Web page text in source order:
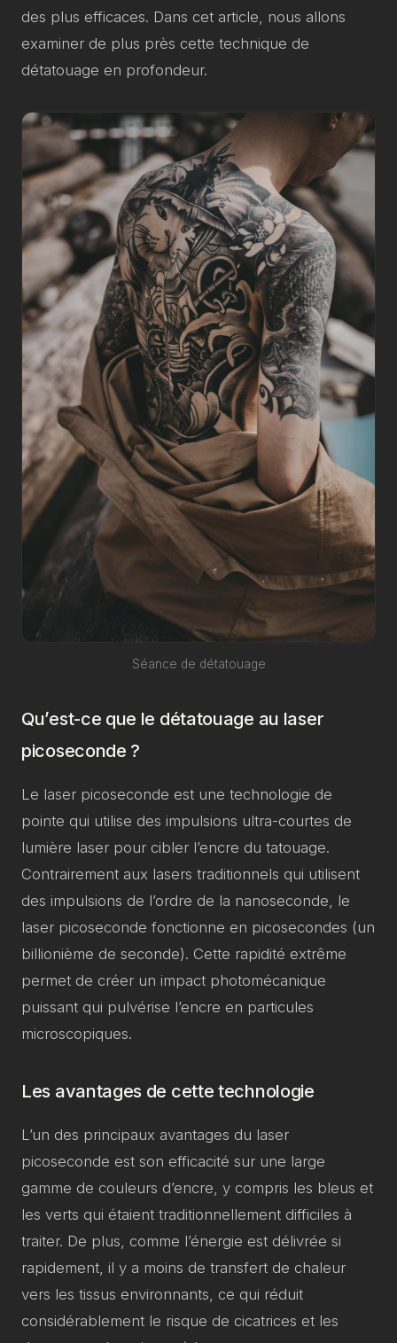
des plus efficaces. Dans cet article, nous allons
examiner de plus près cette technique de
détatouage en profondeur.
Séance de détatouage
Qu’est-ce que le détatouage au laser
picoseconde ?
Le laser picoseconde est une technologie de
pointe qui utilise des impulsions ultra-courtes de
lumière laser pour cibler l’encre du tatouage.
Contrairement aux lasers traditionnels qui utilisent
des impulsions de l’ordre de la nanoseconde, le
laser picoseconde fonctionne en picosecondes (un
billionième de seconde). Cette rapidité extrême
permet de créer un impact photomécanique
puissant qui pulvérise l’encre en particules
microscopiques.
Les avantages de cette technologie
L’un des principaux avantages du laser
picoseconde est son efficacité sur une large
gamme de couleurs d’encre, y compris les bleus et
les verts qui étaient traditionnellement difficiles à
traiter. De plus, comme l’énergie est délivrée si
rapidement, il y a moins de transfert de chaleur
vers les tissus environnants, ce qui réduit
considérablement le risque de cicatrices et les